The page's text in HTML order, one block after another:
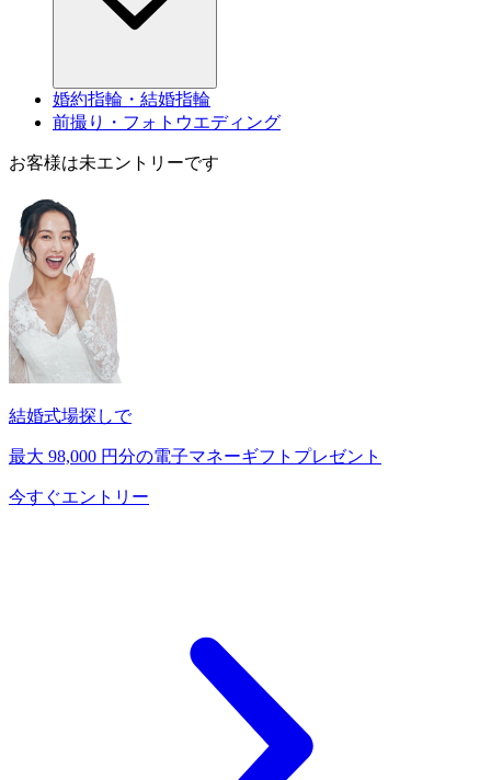
婚約指輪・結婚指輪
前撮り・フォトウエディング
お客様は未エントリーです
結婚式場探しで
最大 98,000 円分の電子マネーギフトプレゼント
今すぐエントリー